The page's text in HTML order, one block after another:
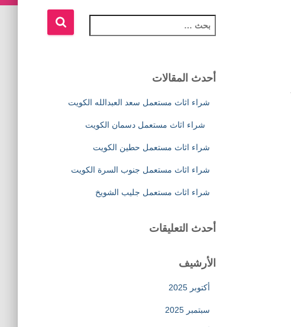
ل
ثأحدث المقالات
شراء اثاث مستعمل سعد العبدالله الكويت
شراء اثاث مستعمل دسمان الكويت
شراء اثاث مستعمل حطين الكويت
شراء اثاث مستعمل جنوب السرة الكويت
شراء اثاث مستعمل جليب الشويخ
أحدث التعليقات
الأرشيف
أكتوبر 2025
سبتمبر 2025